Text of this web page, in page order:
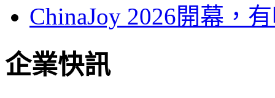
ChinaJoy 2026開幕，
企業快訊